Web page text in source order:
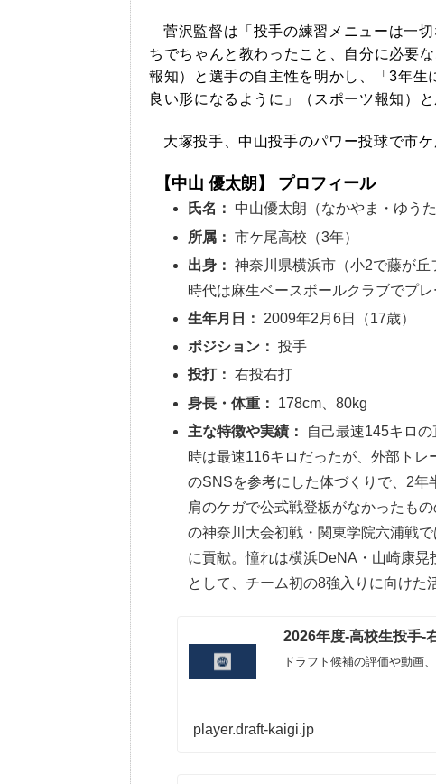
菅沢監督は「投手の練習メニューは一
ちでちゃんと教わったこと、自分に必要
報知）と選手の自主性を明かし、「3年生
良い形になるように」（スポーツ報知）
大塚投手、中山投手のパワー投球で市ケ
【中山 優太朗】 プロフィール
氏名：
中山優太朗（なかやま・ゆうた
所属： 市ケ尾高校（3年）
出身： 神奈川県横浜市（小2で藤が
時代は麻生ベースボールクラブでプレ
生年月日：
2009年2月6日（17歳）
ポジション： 投手
投打： 右投右打
身長・体重：
178cm、80kg
主な特徴や実績：
自己最速145キロ
時は最速116キロだったが、外部ト
のSNSを参考にした体づくりで、2
肩のケガで公式戦登板がなかったも
の神奈川大会初戦・関東学院六浦戦
に貢献。憧れは横浜DeNA・山崎康晃
として、チーム初の8強入りに向けた
2026年度-高校生投手-
ドラフト候補の評価や動画
player.draft-kaigi.jp